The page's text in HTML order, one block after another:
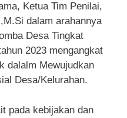
Ketua Tim Penilai,
dalam arahannya
Desa Tingkat
2023 mengangkat
dalalm Mewujudkan
Desa/Kelurahan.
pada kebijakan dan